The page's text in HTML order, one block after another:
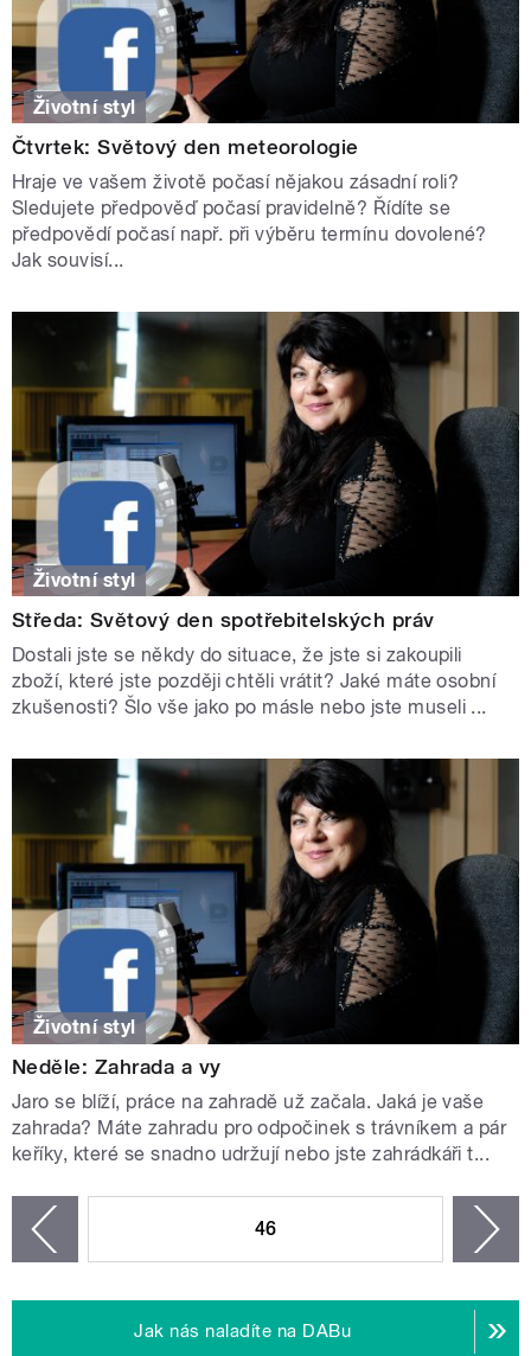
Životní styl
Čtvrtek: Světový den meteorologie
Hraje ve vašem životě počasí nějakou zásadní roli?
Sledujete předpověď počasí pravidelně? Řídíte se
předpovědí počasí např. při výběru termínu dovolené?
Jak souvisí...
Životní styl
Středa: Světový den spotřebitelských práv
Dostali jste se někdy do situace, že jste si zakoupili
zboží, které jste později chtěli vrátit? Jaké máte osobní
zkušenosti? Šlo vše jako po másle nebo jste museli ...
Životní styl
Neděle: Zahrada a vy
Jaro se blíží, práce na zahradě už začala. Jaká je vaše
zahrada? Máte zahradu pro odpočinek s trávníkem a pár
keříky, které se snadno udržují nebo jste zahrádkáři t...
46
Jak nás naladíte na DABu